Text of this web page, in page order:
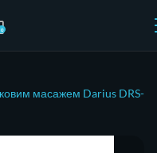
0
масажем Darius DRS-